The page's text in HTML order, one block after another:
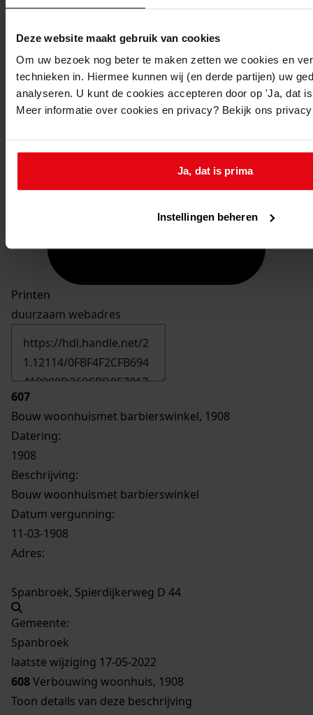
Deze website maakt gebruik van cookies
Om uw bezoek nog beter te maken zetten we cookies en
technieken in. Hiermee kunnen wij (en derde partijen) uw
analyseren. U kunt de cookies accepteren door op 'Ja, dat
Meer informatie over cookies en privacy? Bekijk ons
Ja, dat is prima
Instellingen beheren
Printen
duurzaam webadres
607
Bouw woonhuismet barbierswinkel, 1908
Datering:
1908
Beschrijving:
Bouw woonhuismet barbierswinkel
Datum vergunning:
11-03-1908
Adres:
Spanbroek, Spierdijkerweg D 44
Gemeente:
Spanbroek
laatste wijziging 17-05-2022
608Verbouwing woonhuis, 1908
Toon details van deze beschrijving